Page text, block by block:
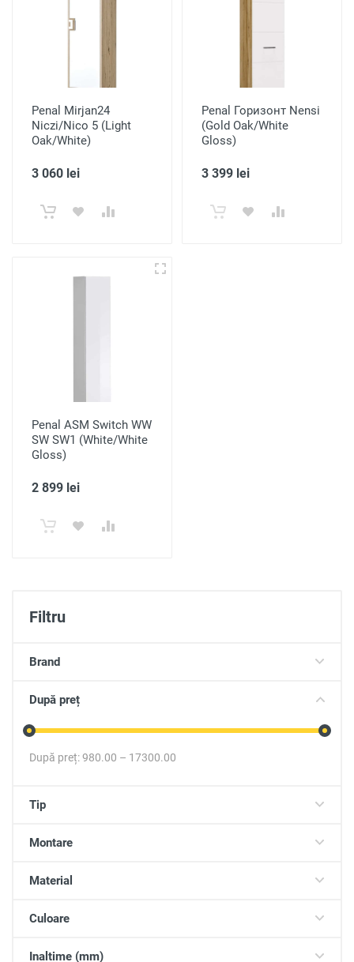
Filtru
Brand
După preț
După preț:980.00 – 17300.00
Tip
Montare
Material
Culoare
Inaltime (mm)
Penal Mirjan24
Niczi/Nico 5 (Light
Oak/White)
3 060 lei
Penal Горизонт Nensi
(Gold Oak/White
Gloss)
3 399 lei
Penal ASM Switch WW
SW SW1 (White/White
Gloss)
2 899 lei